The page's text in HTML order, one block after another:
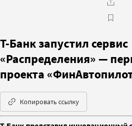
Т-Банк запустил сервис
«Распределения» —
проекта
Копировать ссылку